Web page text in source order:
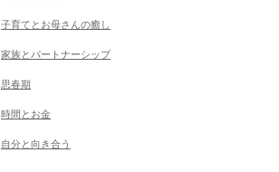
子育てとお母さんの癒し
家族とパートナーシップ
思春期
時間とお金
自分と向き合う